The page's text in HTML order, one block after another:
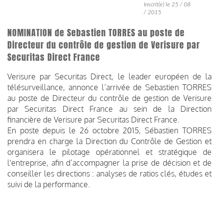
Inscrit(e) le 25 / 08
/ 2015
NOMINATION de Sebastien TORRES au poste de
Directeur du contrôle de gestion de Verisure par
Securitas Direct France
Verisure parSecuritas Direct, le leader européen de la
télésurveillance, annonce l’arrivée de Sebastien TORRES
au poste de Directeur du contrôle de gestion de Verisure
par Securitas Direct France au sein de la Direction
financière de Verisure par Securitas Direct France.
En poste depuis le 26 octobre 2015, Sébastien TORRES
prendra en charge la Direction du Contrôle de Gestion et
organisera le pilotage opérationnel et stratégique de
l'entreprise, afin d’accompagner la prise de décision et de
conseiller les directions : analyses de ratios clés, études et
suivi de la performance.